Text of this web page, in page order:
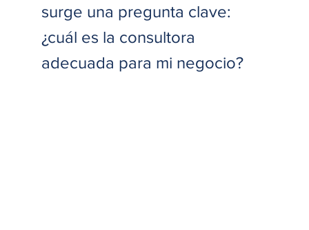
surge una pregunta clave:
¿cuál es la consultora
adecuada para mi negocio?